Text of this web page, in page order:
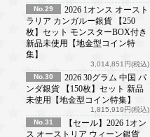
No.29
2026 1オンス オースト
ラリア カンガルー銀貨 【250
枚】セット モンスターBOX付き
新品未使用【地金型コイン特
集】
3,014,851円(税込)
No.30
2026 30グラム 中国 パ
ンダ銀貨 【150枚】セット 新品
未使用【地金型コイン特集】
1,815,919円(税込)
No.31
【セール】2026 1オン
ス オーストリア ウィーン銀貨